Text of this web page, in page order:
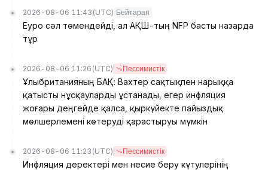
2026-08-06 11:43 (UTC) Бейтарап
Еуро сәл төмендейді, ал АҚШ-тың NFP басты назарда
тұр
2026-08-06 11:26 (UTC) Пессимистік
Ұлыбританияның БАҚ: Вахтер сақтықпен нарыққа
қатысты нұсқауларды ұстанады, егер инфляция
жоғары деңгейде қалса, қыркүйекте пайыздық
мөлшерлемені көтеруді қарастыруы мүмкін
2026-08-06 11:23 (UTC) Пессимистік
Инфляция деректері мен несие беру күтулерінің